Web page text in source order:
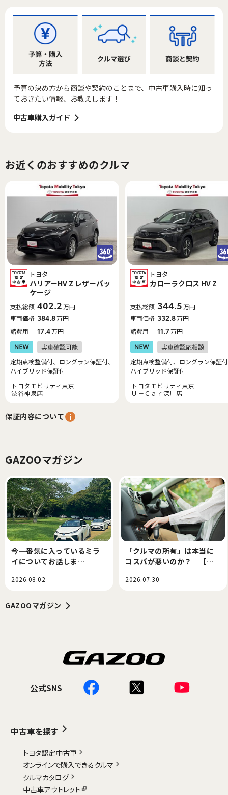
予算の決め方から商談や契約のことまで、中古車購入時に知っ
ておきたい情報、お教えします！
中古車購入ガイド
お近くのおすすめのクルマ
トヨタ
ハリアーHV Z レザーパッ
ケージ
支払総額 402.2万円
車両価格 384.8万円
諸費用
17.4万円
定期点検整備付、ロングラン保証付、
ハイブリッド保証付
トヨタモビリティ東京
渋谷神泉店
トヨタ
カローラクロス HV Z
支払総額 344.5万円
車両価格 332.8万円
諸費用
11.7万円
定期点検整備付、ロングラン保証
ハイブリッド保証付
トヨタモビリティ東京
Ｕ－Ｃａｒ深川店
保証内容について
GAZOOマガジン
今一番気に入っているミラ
イについてお話しま
ム
2026.08.02
「クルマの所有」は本当に
コスパが悪いのか？ 【伊
はごきげんようさような
2026.07.30
GAZOOマガジン
公式SNS
中古車を探す
トヨタ認定中古車
オンラインで購入できるクルマ
クルマカタログ
中古車アウトレット